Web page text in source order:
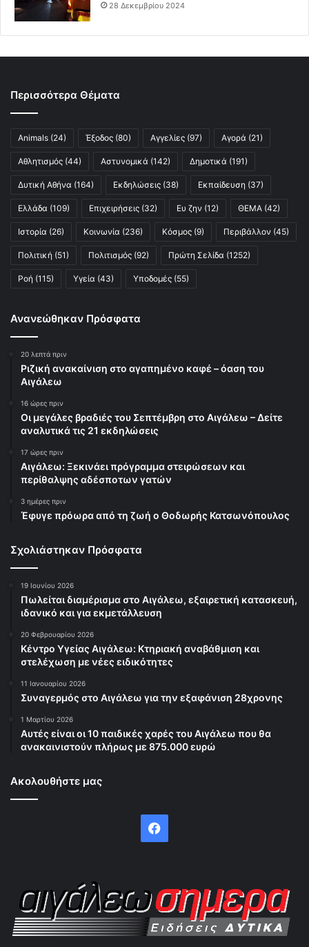
28 Δεκεμβρίου 2024
Περισσότερα Θέματα
Animals (24) Έξοδος (80) Αγγελίες (97) Αγορά (21)
Αθλητισμός (44) Αστυνομικά (142) Δημοτικά (191)
Δυτική Αθήνα (164) Εκδηλώσεις (38) Εκπαίδευση (37)
Ελλάδα (109) Επιχειρήσεις (32) Ευ ζην (12) ΘΕΜΑ (42)
Ιστορία (26) Κοινωνία (236) Κόσμος (9) Περιβάλλον (45)
Πολιτική (51) Πολιτισμός (92) Πρώτη Σελίδα (1252)
Ροή (115) Υγεία (43) Υποδομές (55)
Ανανεώθηκαν Πρόσφατα
20 λεπτά πριν
Ριζική ανακαίνιση στο αγαπημένο καφέ – όαση του
Αιγάλεω
16 ώρες πριν
Οι μεγάλες βραδιές του Σεπτέμβρη στο Αιγάλεω – Δείτε
αναλυτικά τις 21 εκδηλώσεις
17 ώρες πριν
Αιγάλεω: Ξεκινάει πρόγραμμα στειρώσεων και
περίθαλψης αδέσποτων γατών
3 ημέρες πριν
Έφυγε πρόωρα από τη ζωή ο Θοδωρής Κατσωνόπουλος
Σχολιάστηκαν Πρόσφατα
19 Ιουνίου 2026
Πωλείται διαμέρισμα στο Αιγάλεω, εξαιρετική κατασκευή,
ιδανικό και για εκμετάλλευση
20 Φεβρουαρίου 2026
Κέντρο Υγείας Αιγάλεω: Κτηριακή αναβάθμιση και
στελέχωση με νέες ειδικότητες
11 Ιανουαρίου 2026
Συναγερμός στο Αιγάλεω για την εξαφάνιση 28χρονης
1 Μαρτίου 2026
Αυτές είναι οι 10 παιδικές χαρές του Αιγάλεω που θα
ανακαινιστούν πλήρως με 875.000 ευρώ
Ακολουθήστε μας